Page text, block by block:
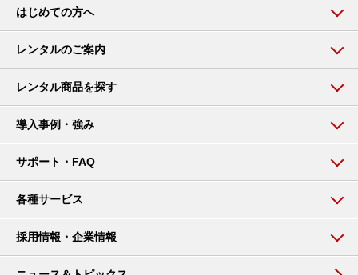
はじめての方へ
レンタルのご案内
レンタル商品を探す
導入事例・強み
サポート・FAQ
各種サービス
採用情報・企業情報